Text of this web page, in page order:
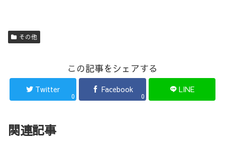
その他
この記事をシェアする
Twitter
0
Facebook
0
LINE
関連記事